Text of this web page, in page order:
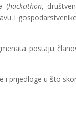
(hackathon,
i
postaju
i prijedloge u što